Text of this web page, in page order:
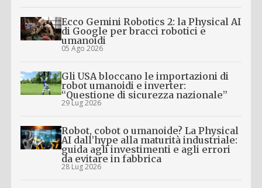
Ecco Gemini Robotics 2: la Physical AI
di Google per bracci robotici e
umanoidi
05 Ago 2026
Gli USA bloccano le importazioni di
robot umanoidi e inverter:
“Questione di sicurezza nazionale”
29 Lug 2026
Robot, cobot o umanoide? La Physical
AI dall’hype alla maturità industriale:
guida agli investimenti e agli errori
da evitare in fabbrica
28 Lug 2026